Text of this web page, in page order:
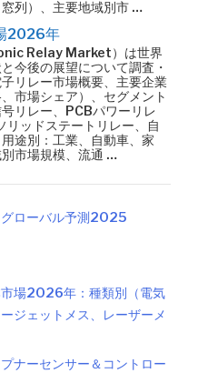
列）、主要地域別市 …
2026年
Relay Market）は世界
今後の展望について調査・
リレー市場概要、主要企業
市場シェア）、セグメント
リレー、PCBパワーリレ
リッドステートリレー、自
途別：工業、自動車、家
市場規模、流通 …
グローバル予測2025
場2026年：種類別（電気
ジェットメス、レーザーメ
ナーセンサー＆コントロー